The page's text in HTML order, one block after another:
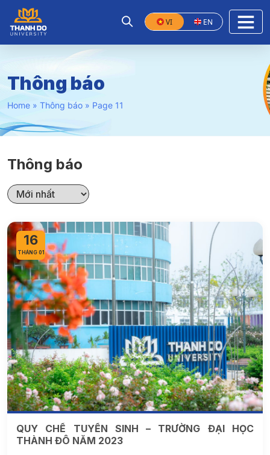
VI EN
Thông báo
Home » Thông báo » Page 11
Thông báo
16
THÁNG 01
QUY CHẾ TUYỂN SINH – TRƯỜNG ĐẠI HỌC
THÀNH ĐÔ NĂM 2023